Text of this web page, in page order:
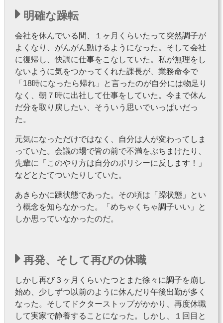
明確な躁転
会社を休んでいる間、１ヶ月くらいたって突然調子が
よくなり、がんがん動けるようになった。そして会社
に復帰し、快調に仕事をこなしていた。私が無理をし
ないように気をつかってくれた課長が、業務命令で
「18時になったら帰れ」と言ったのが自分には物足り
なく、朝７時に出社して仕事をしていた。今まで休ん
だ分を取り戻したい、そういう思いでいっぱいだっ
た。
元気になっただけではなく、自分は人が変わってしま
っていた。会議の場で皆の前で不満をぶちまけたり、
先輩に「このやり方は自分のポリシーに反します！」
などとたてついたりしていた。
あきらかに躁状態であった。その頃は「躁状態」とい
う概念を知らなかった。「めちゃくちゃ調子いい」と
しか思っていなかったのだ。
再発、そして再びの休職
しかし再び３ヶ月くらいたつとまた徐々に調子を崩し
始め、少しずつ以前のように休んだり午後出勤が多く
なった。そしてドクターストップがかかり、再度休職
して実家で静養することになった。しかし、１回目と